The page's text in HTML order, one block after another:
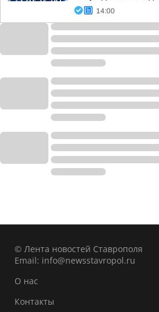
14:00
© Лента новостей Ставрополя
Email: info@newsstavropol.ru
О нас
Контакты